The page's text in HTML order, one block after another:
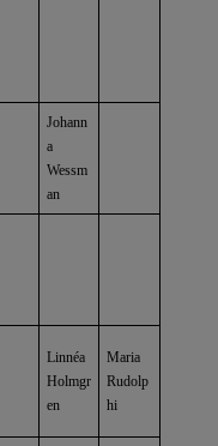
Johann
a
Wessm
an
Linnéa
Holmgr
en
Maria
Rudolp
hi